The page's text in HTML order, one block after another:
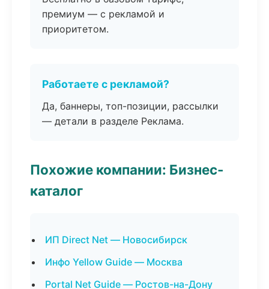
премиум — с рекламой и
приоритетом.
Работаете с рекламой?
Да, баннеры, топ-позиции, рассылки
— детали в разделе Реклама.
Похожие компании: Бизнес-
каталог
ИП Direct Net — Новосибирск
Инфо Yellow Guide — Москва
Portal Net Guide — Ростов-на-Дону